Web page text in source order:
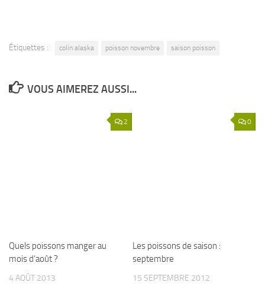
Étiquettes : colin alaska poisson novembre saison poisson
VOUS AIMEREZ AUSSI...
2
Quels poissons manger au
mois d’août ?
4 AOÛT 2013
0
Les poissons de saison :
septembre
15 SEPTEMBRE 2012